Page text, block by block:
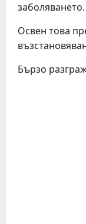
заболяването.
Освен това
Бързо